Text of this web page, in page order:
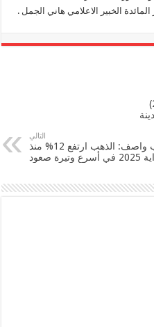
المائدة الخبير الاعلامي هاني الجمل .
مكافحة الغلاء (أهلاً رمضان 2025)
التالي
إيهاب واصف: الذهب ارتفع 12% منذ
وتيرة صعود